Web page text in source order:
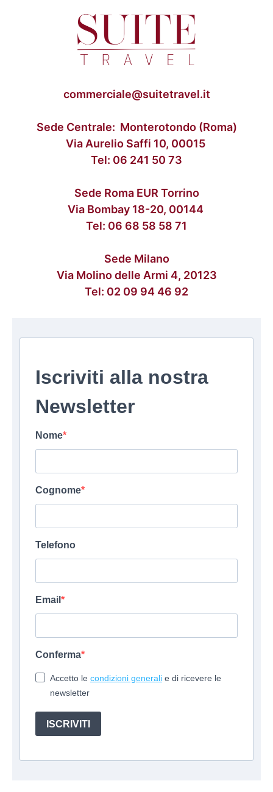
commerciale@suitetravel.it
Sede Centrale: Monterotondo (Roma)
Via Aurelio Saffi 10, 00015
Tel: 06 241 50 73
Sede Roma EUR Torrino
Via Bombay 18-20, 00144
Tel: 06 68 58 58 71
Sede Milano
Via Molino delle Armi 4, 20123
Tel: 02 09 94 46 92
Iscriviti alla nostra
Newsletter
Nome
Cognome
Telefono
Email
Conferma
Accetto le condizioni generali e di ricevere le
newsletter
ISCRIVITI